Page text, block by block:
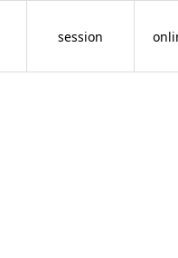
session